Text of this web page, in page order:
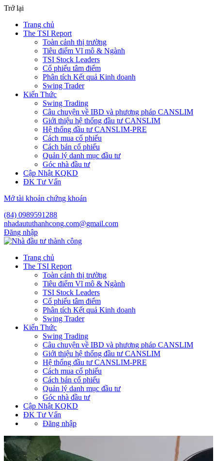
Trở lại
Trang chủ
The TSI Report
Toàn cảnh thị trường
Tiêu điểm Vĩ mô & Ngành
TSI Stock Leaders
Cổ phiếu tâm điểm
Phân tích Kết quả Kinh doanh
Swing Trader
Kiến Thức
Swing Trading
Câu chuyện về IBD và phương pháp CANSLIM
Giới thiệu hệ thống đầu tư CANSLIM
Hệ thống đầu tư CANSLIM-PRE
Cách mua cổ phiếu
Cách bán cổ phiếu
Quản lý danh mục đầu tư
Góc nhà đầu tư
Cập Nhật KQKD
ĐK Tư Vấn
Mở tài khoản chứng khoán
(84) 0989591288
nhadaututhanhcong.com@gmail.com
Đăng nhập
Trang chủ
The TSI Report
Toàn cảnh thị trường
Tiêu điểm Vĩ mô & Ngành
TSI Stock Leaders
Cổ phiếu tâm điểm
Phân tích Kết quả Kinh doanh
Swing Trader
Kiến Thức
Swing Trading
Câu chuyện về IBD và phương pháp CANSLIM
Giới thiệu hệ thống đầu tư CANSLIM
Hệ thống đầu tư CANSLIM-PRE
Cách mua cổ phiếu
Cách bán cổ phiếu
Quản lý danh mục đầu tư
Góc nhà đầu tư
Cập Nhật KQKD
ĐK Tư Vấn
Đăng nhập